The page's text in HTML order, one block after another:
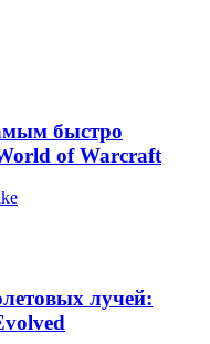
быстро
of Warcraft
лучей: